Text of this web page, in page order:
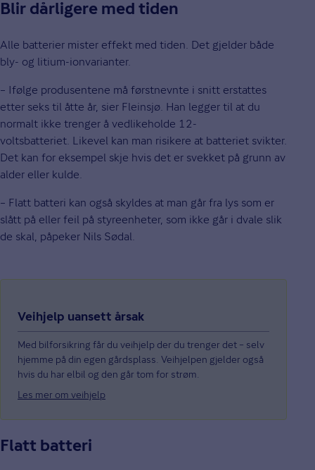
Blir dårligere med tiden
Alle batterier mister effekt med tiden. Det gjelder både
bly- og litium-ionvarianter.
– Ifølge produsentene må førstnevnte i snitt erstattes
etter seks til åtte år, sier Fleinsjø. Han legger til at du
normalt ikke trenger å vedlikeholde 12-
voltsbatteriet. Likevel kan man risikere at batteriet svikter.
Det kan for eksempel skje hvis det er svekket på grunn av
alder eller kulde.
– Flatt batteri kan også skyldes at man går fra lys som er
slått på eller feil på styreenheter, som ikke går i dvale slik
de skal, påpeker Nils Sødal.
Veihjelp uansett årsak
Med bilforsikring får du veihjelp der du trenger det – selv
hjemme på din egen gårdsplass. Veihjelpen gjelder også
hvis du har elbil og den går tom for strøm.
Les mer om veihjelp
Flatt batteri